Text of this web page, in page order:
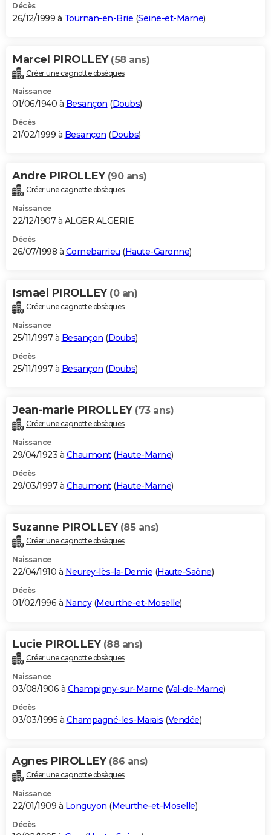
Décès
26/12/1999 à Tournan-en-Brie (Seine-et-Marne)
Marcel PIROLLEY (58 ans)
Créer une cagnotte obsèques
Naissance
01/06/1940 à Besançon (Doubs)
Décès
21/02/1999 à Besançon (Doubs)
Andre PIROLLEY (90 ans)
Créer une cagnotte obsèques
Naissance
22/12/1907 à ALGER ALGERIE
Décès
26/07/1998 à Cornebarrieu (Haute-Garonne)
Ismael PIROLLEY (0 an)
Créer une cagnotte obsèques
Naissance
25/11/1997 à Besançon (Doubs)
Décès
25/11/1997 à Besançon (Doubs)
Jean-marie PIROLLEY (73 ans)
Créer une cagnotte obsèques
Naissance
29/04/1923 à Chaumont(Haute-Marne)
Décès
29/03/1997 à Chaumont(Haute-Marne)
Suzanne PIROLLEY (85 ans)
Créer une cagnotte obsèques
Naissance
22/04/1910 à Neurey-lès-la-Demie (Haute-Saône)
Décès
01/02/1996 à Nancy(Meurthe-et-Moselle)
Lucie PIROLLEY (88 ans)
Créer une cagnotte obsèques
Naissance
03/08/1906 à Champigny-sur-Marne (Val-de-Marne)
Décès
03/03/1995 à Champagné-les-Marais (Vendée)
Agnes PIROLLEY (86 ans)
Créer une cagnotte obsèques
Naissance
22/01/1909 à Longuyon (Meurthe-et-Moselle)
Décès